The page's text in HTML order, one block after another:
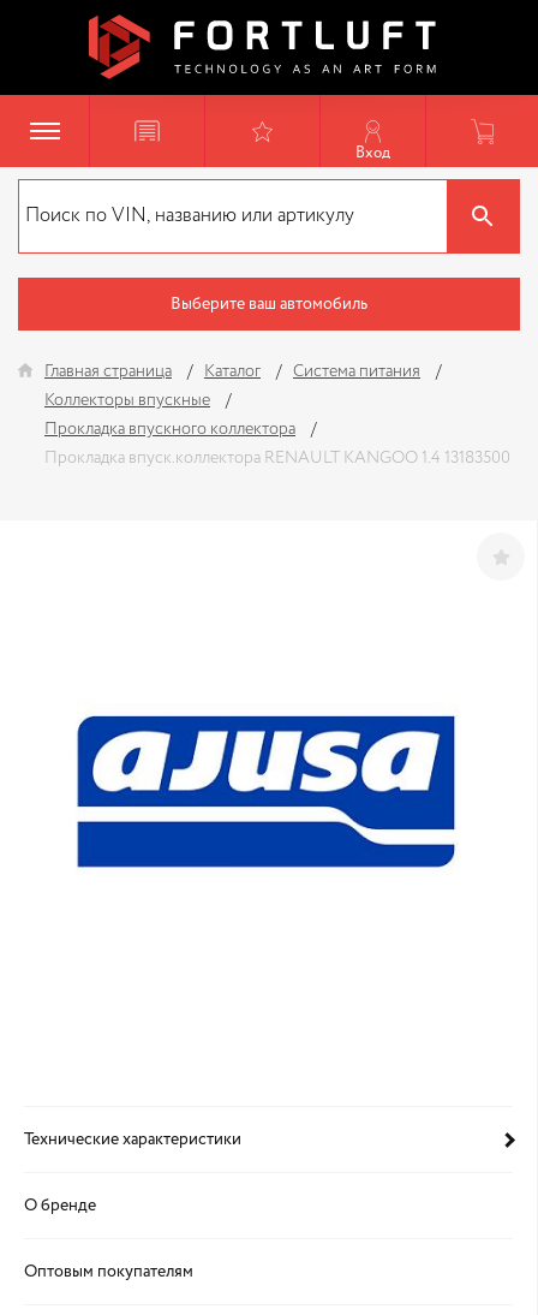
Вход
Выберите ваш автомобиль
Главная страница Каталог
Система питания
Коллекторы впускные
Прокладка впускного коллектора
Прокладка впуск.коллектора RENAULT KANGOO 1.4 13183500
Технические характеристики
О бренде
Оптовым покупателям